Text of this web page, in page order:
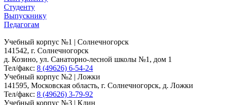
Студенту
Выпускнику
Педагогам
Учебный корпус №1 | Солнечногорск
141542, г. Солнечногорск
д. Козино, ул. Санаторно-лесной школы №1, дом 1
Тел/факс: 8 (49626) 6-54-24
Учебный корпус №2 | Ложки
141595, Московская область, г. Солнечногорск, д. Ложки
Тел/факс: 8 (49626) 3-79-92
Учебный корпус №3 | Клин